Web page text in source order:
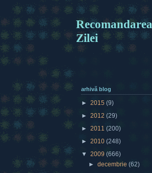
Recomandarea
Zilei
arhivă blog
► 2015 (9)
► 2012 (29)
► 2011 (200)
► 2010 (248)
▼ 2009 (666)
►decembrie(62)